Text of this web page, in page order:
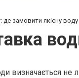
замовити якісну воду
визначається